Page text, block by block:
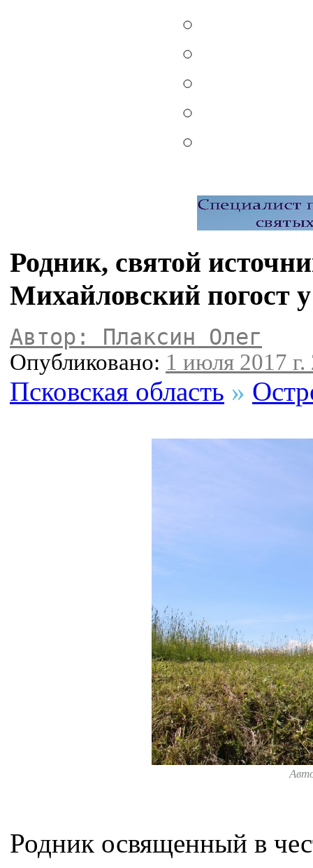
Родник, святой
Михайловский погост
Автор: Плаксин Олег
Опубликовано: 1 июля 2017 г.
Псковская область »
Родник освященный в